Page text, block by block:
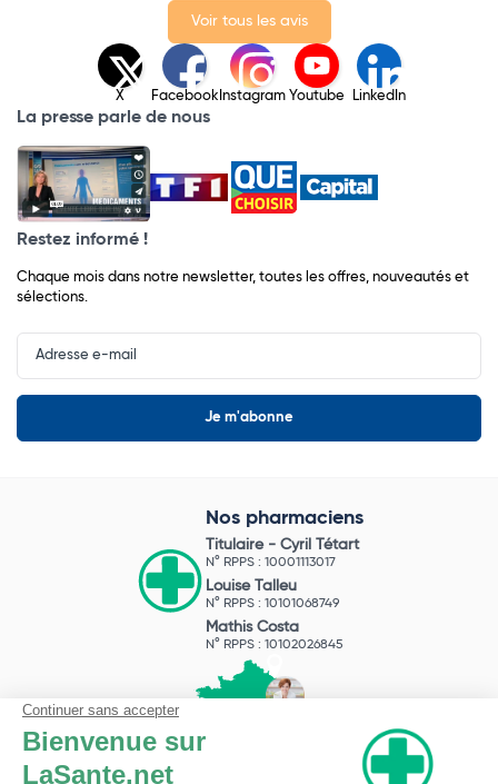
Voir tous les avis
X Facebook Instagram Youtube LinkedIn
La presse parle de nous
Restez informé !
Chaque mois dans notre newsletter, toutes les offres, nouveautés et
sélections.
Input
Newsletter
Nos pharmaciens
Titulaire - Cyril Tétart
N° RPPS : 10001113017
Louise Talleu
N° RPPS : 10101068749
Mathis Costa
N° RPPS : 10102026845
Pharmacie du Bizet